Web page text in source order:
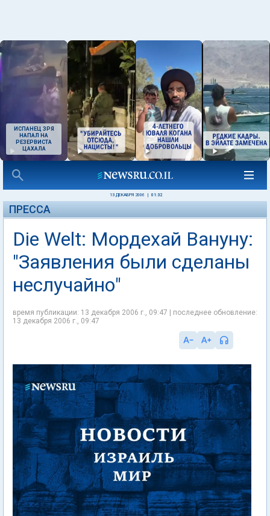
ИСПАНЕЦ ЗРЯ
НАПАЛ НА
РЕЗЕРВИСТА
ЦАХАЛА
13 ДЕКАБРЯ 2006 01:32
ПРЕССА
Die Welt: Мордехай Вануну:
"Заявления были сделаны
неслучайно"
время публикации: 13 декабря 2006 г., 09:47 | последнее обновление:
13 декабря 2006 г., 09:47